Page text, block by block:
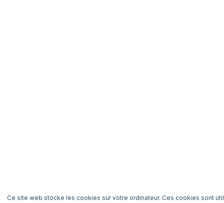
Ce site web stocke les cookies sur votre ordinateur. Ces cookies sont